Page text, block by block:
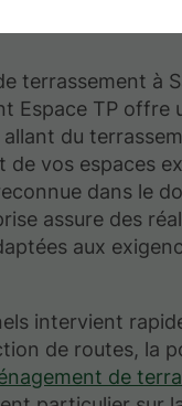
terrassement à
Espace TP offre
du
de vos espaces
dans le
assure des
aux
intervient
de routes, la
de